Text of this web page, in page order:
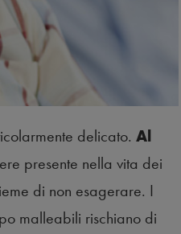
delicato. Al
presente nella vita dei
di non esagerare. I
malleabili rischiano di